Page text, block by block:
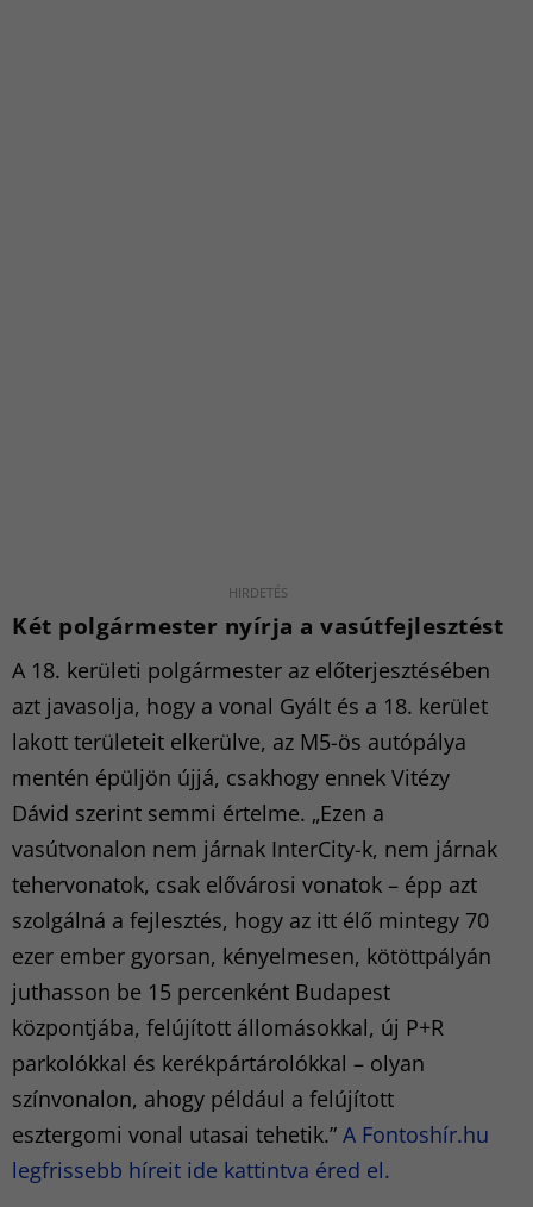
Két polgármester nyírja a vasútfejlesztést
A 18. kerületi polgármester az előterjesztésében
azt javasolja, hogy a vonal Gyált és a 18. kerület
lakott területeit elkerülve, az M5-ös autópálya
mentén épüljön újjá, csakhogy ennek Vitézy
Dávid szerint semmi értelme. „Ezen a
vasútvonalon nem járnak InterCity-k, nem járnak
tehervonatok, csak elővárosi vonatok – épp azt
szolgálná a fejlesztés, hogy az itt élő mintegy 70
ezer ember gyorsan, kényelmesen, kötöttpályán
juthasson be 15 percenként Budapest
központjába, felújított állomásokkal, új P+R
parkolókkal és kerékpártárolókkal – olyan
színvonalon, ahogy például a felújított
esztergomi vonal utasai tehetik.” A Fontoshír.hu
legfrissebb híreit ide kattintva éred el.